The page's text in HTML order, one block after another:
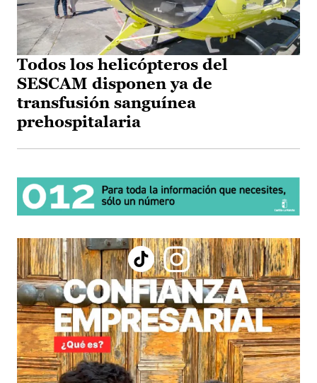
Todos los helicópteros del
SESCAM disponen ya de
transfusión sanguínea
prehospitalaria